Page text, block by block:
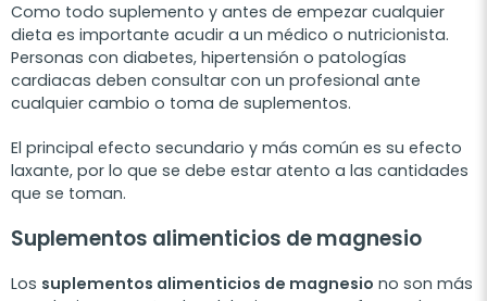
Como todo suplemento y antes de empezar cualquier
dieta es importante acudir a un médico o nutricionista.
Personas con diabetes, hipertensión o patologías
cardiacas deben consultar con un profesional ante
cualquier cambio o toma de suplementos.
El principal efecto secundario y más común es su efecto
laxante, por lo que se debe estar atento a las cantidades
que se toman.
Suplementos alimenticios de magnesio
Los suplementos alimenticios de magnesio no son más